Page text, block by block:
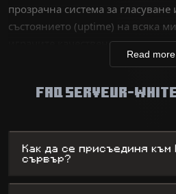
прозрачна система за
състоянието (uptime) на всяка
играчите качествено
дали сте ветеран, търсещ
забавление, нашата база
мини-игри, като същевременно
администраторите максимална
Read more
FAQ SERVEUR-
Как да се присъединя към
сървър?